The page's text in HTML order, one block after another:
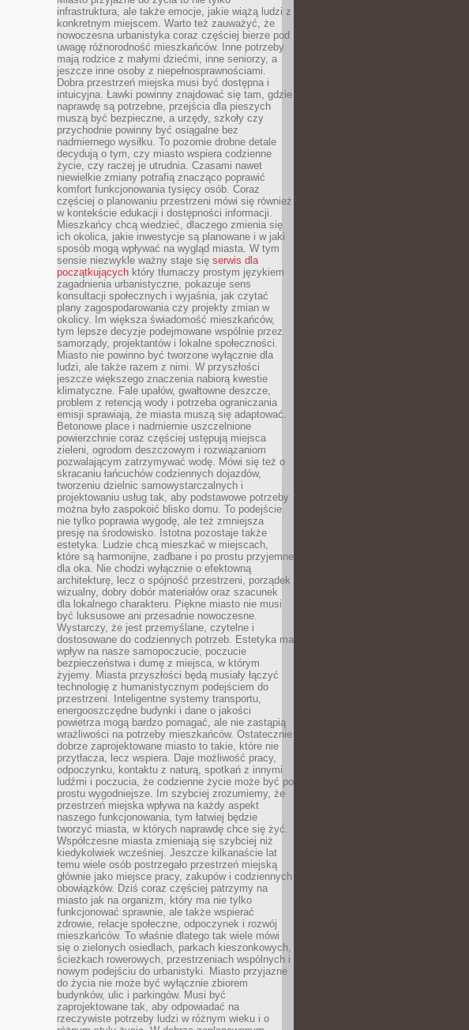
infrastruktura, ale także emocje, jakie wiążą ludzi z
konkretnym miejscem. Warto też zauważyć, że
nowoczesna urbanistyka coraz częściej bierze pod
uwagę różnorodność mieszkańców. Inne potrzeby
mają rodzice z małymi dziećmi, inne seniorzy, a
jeszcze inne osoby z niepełnosprawnościami.
Dobra przestrzeń miejska musi być dostępna i
intuicyjna. Ławki powinny znajdować się tam, gdzie
naprawdę są potrzebne, przejścia dla pieszych
muszą być bezpieczne, a urzędy, szkoły czy
przychodnie powinny być osiągalne bez
nadmiernego wysiłku. To pozornie drobne detale
decydują o tym, czy miasto wspiera codzienne
życie, czy raczej je utrudnia. Czasami nawet
niewielkie zmiany potrafią znacząco poprawić
komfort funkcjonowania tysięcy osób. Coraz
częściej o planowaniu przestrzeni mówi się również
w kontekście edukacji i dostępności informacji.
Mieszkańcy chcą wiedzieć, dlaczego zmienia się
ich okolica, jakie inwestycje są planowane i w jaki
sposób mogą wpływać na wygląd miasta. W tym
sensie niezwykle ważny staje się serwis dla
początkujących który tłumaczy prostym językiem
zagadnienia urbanistyczne, pokazuje sens
konsultacji społecznych i wyjaśnia, jak czytać
plany zagospodarowania czy projekty zmian w
okolicy. Im większa świadomość mieszkańców,
tym lepsze decyzje podejmowane wspólnie przez
samorządy, projektantów i lokalne społeczności.
Miasto nie powinno być tworzone wyłącznie dla
ludzi, ale także razem z nimi. W przyszłości
jeszcze większego znaczenia nabiorą kwestie
klimatyczne. Fale upałów, gwałtowne deszcze,
problem z retencją wody i potrzeba ograniczania
emisji sprawiają, że miasta muszą się adaptować.
Betonowe place i nadmiernie uszczelnione
powierzchnie coraz częściej ustępują miejsca
zieleni, ogrodom deszczowym i rozwiązaniom
pozwalającym zatrzymywać wodę. Mówi się też o
skracaniu łańcuchów codziennych dojazdów,
tworzeniu dzielnic samowystarczalnych i
projektowaniu usług tak, aby podstawowe potrzeby
można było zaspokoić blisko domu. To podejście
nie tylko poprawia wygodę, ale też zmniejsza
presję na środowisko. Istotna pozostaje także
estetyka. Ludzie chcą mieszkać w miejscach,
które są harmonijne, zadbane i po prostu przyjemne
dla oka. Nie chodzi wyłącznie o efektowną
architekturę, lecz o spójność przestrzeni, porządek
wizualny, dobry dobór materiałów oraz szacunek
dla lokalnego charakteru. Piękne miasto nie musi
być luksusowe ani przesadnie nowoczesne.
Wystarczy, że jest przemyślane, czytelne i
dostosowane do codziennych potrzeb. Estetyka ma
wpływ na nasze samopoczucie, poczucie
bezpieczeństwa i dumę z miejsca, w którym
żyjemy. Miasta przyszłości będą musiały łączyć
technologię z humanistycznym podejściem do
przestrzeni. Inteligentne systemy transportu,
energooszczędne budynki i dane o jakości
powietrza mogą bardzo pomagać, ale nie zastąpią
wrażliwości na potrzeby mieszkańców. Ostatecznie
dobrze zaprojektowane miasto to takie, które nie
przytłacza, lecz wspiera. Daje możliwość pracy,
odpoczynku, kontaktu z naturą, spotkań z innymi
ludźmi i poczucia, że codzienne życie może być po
prostu wygodniejsze. Im szybciej zrozumiemy, że
przestrzeń miejska wpływa na każdy aspekt
naszego funkcjonowania, tym łatwiej będzie
tworzyć miasta, w których naprawdę chce się żyć.
Współczesne miasta zmieniają się szybciej niż
kiedykolwiek wcześniej. Jeszcze kilkanaście lat
temu wiele osób postrzegało przestrzeń miejską
głównie jako miejsce pracy, zakupów i codziennych
obowiązków. Dziś coraz częściej patrzymy na
miasto jak na organizm, który ma nie tylko
funkcjonować sprawnie, ale także wspierać
zdrowie, relacje społeczne, odpoczynek i rozwój
mieszkańców. To właśnie dlatego tak wiele mówi
się o zielonych osiedlach, parkach kieszonkowych,
ścieżkach rowerowych, przestrzeniach wspólnych i
nowym podejściu do urbanistyki. Miasto przyjazne
do życia nie może być wyłącznie zbiorem
budynków, ulic i parkingów. Musi być
zaprojektowane tak, aby odpowiadać na
rzeczywiste potrzeby ludzi w różnym wieku i o